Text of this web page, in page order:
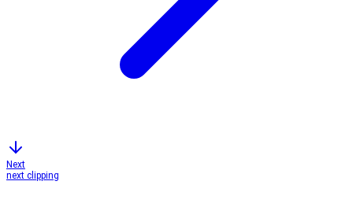
Next
next clipping